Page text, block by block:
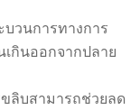
วนการทางการ
กินออกจากปลาย
ลิบสามารถช่วยลด